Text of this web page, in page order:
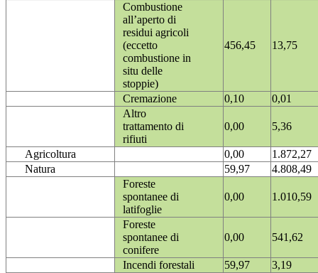
Combustione
all’aperto di
residui agricoli
(eccetto
combustione in
situ delle
stoppie)
456,45 13,75
Cremazione 0,10
0,01
Altro
trattamento di
rifiuti
0,00 5,36
Agricoltura 0,00
1.872,27
Natura
59,97
4.808,49
Foreste
spontanee di
latifoglie
0,00 1.010,59
Foreste
spontanee di
conifere
0,00 541,62
Incendi forestali 59,97
3,19